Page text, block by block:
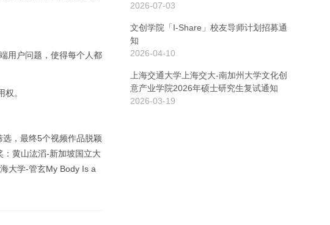
用户问题，使得每个人都
。
，最终5个视频作品脱颖
黄山汯滔-新加坡国立大
大学-管玄My Body Is a
2026-07-03
文创学院「I-Share」校友导师计划招募通
知
2026-04-10
上海交通大学上海交大-南加州大学文化创
意产业学院2026年硕士研究生复试通知
2026-03-19